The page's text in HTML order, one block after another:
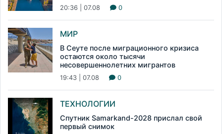
20:36 | 07.08 0
МИР
В Сеуте после миграционного кризиса
остаются около тысячи
несовершеннолетних мигрантов
19:43 | 07.08 0
ТЕХНОЛОГИИ
Спутник Samarkand-2028 прислал свой
первый снимок